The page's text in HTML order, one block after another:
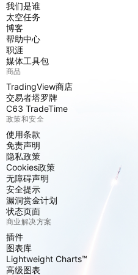
我们是谁
太空任务
博客
帮助中心
职涯
媒体工具包
商品
TradingView商店
交易者塔罗牌
C63 TradeTime
政策和安全
使用条款
免责声明
隐私政策
Cookies政策
无障碍声明
安全提示
漏洞赏金计划
状态页面
商业解决方案
插件
图表库
Lightweight Charts™
高级图表